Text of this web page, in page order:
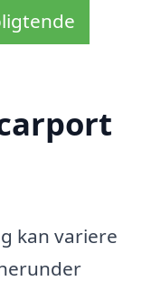
kan variere